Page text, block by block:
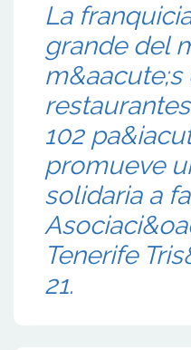
La
grande del
m&aacute;s
102
promueve
solidaria a
Tenerife
21.